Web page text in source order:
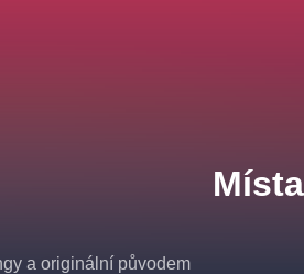
a originální původem
Místa